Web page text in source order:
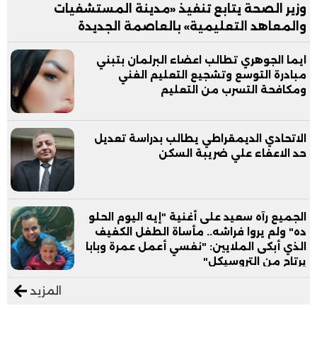
وزير الصحة يتابع تنفيذ «مدينة المستشفيات
والمعاهد التعليمية» بالعاصمة الجديدة
ايما الجوهري تطالب اعضاء البرلمان بتبني
مبادرة التوسع وتشجيع التعليم الفني
ومكافحة التسرب من التعليم
الاتحادي الديمقراطي يطالب بدراسة تعديل
حد الاعفاء علي ضريبة السكن
الجميع رآه سعيد على أغنية "إيه اليوم الحلو
ده" ولم يروا فراشه.. مأساة الطفل الكفيف
الذي أبكى الملايين: "نفسي أعمل عمرة وبابا
يرتاح من التروسيكل"
المزيد